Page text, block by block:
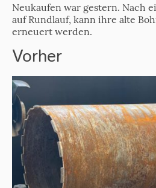
Neukaufen war gestern. Nach
auf Rundlauf, kann ihre alte
erneuert werden.
Vorher